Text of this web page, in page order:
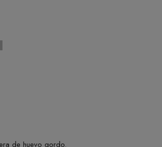
de huevo gordo.